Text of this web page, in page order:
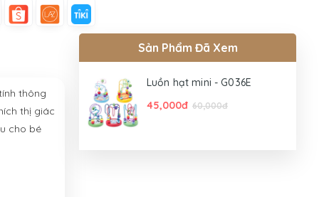
thông
thị giác
cho bé
Sản Phẩm Đã Xem
Luồn hạt mini - G036E
45,000đ 60,000đ